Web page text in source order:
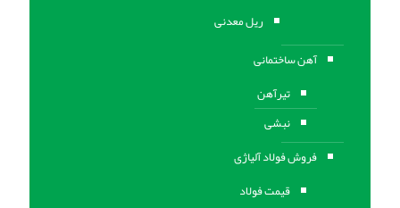
ریل معدنی
آهن ساختمانی
تیرآهن
نبشی
فروش فولاد آلیاژی
قیمت فولاد